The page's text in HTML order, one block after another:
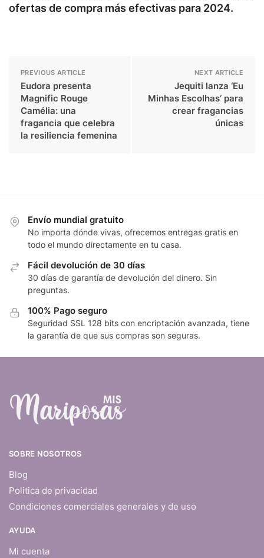
ofertas de compra más efectivas para 2024.
PREVIOUS ARTICLE
Eudora presenta
Magnific Rouge
Camélia: una
fragancia que celebra
la resiliencia femenina
NEXT ARTICLE
Jequiti lanza ‘Eu
Minhas Escolhas’ para
crear fragancias
únicas
Envío mundial gratuito
No importa dónde vivas, ofrecemos entregas gratis en
todo el mundo directamente en tu casa.
Fácil devolución de 30 días
30 días de garantía de devolución del dinero. Sin
preguntas.
100% Pago seguro
Seguridad SSL 128 bits con encriptación avanzada, tiene
la garantía de que sus compras son seguras.
SOBRE NOSOTROS
Blog
Politica de privacidad
Condiciones comerciales generales y de uso
AYUDA
Mi cuenta